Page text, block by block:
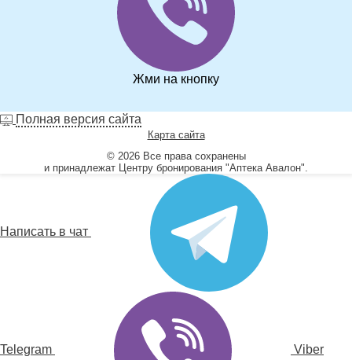
Жми на кнопку
Полная версия сайта
Карта сайта
© 2026 Все права сохранены
и принадлежат Центру бронирования "Аптека Авалон".
Написать в чат
Telegram Viber